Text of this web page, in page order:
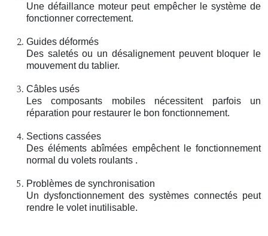
Une défaillance moteur peut empêcher le système de
fonctionner correctement.
Guides déformés
Des saletés ou un désalignement peuvent bloquer le
mouvement du tablier.
Câbles usés
Les composants mobiles nécessitent parfois un
réparation pour restaurer le bon fonctionnement.
Sections cassées
Des éléments abîmées empêchent le fonctionnement
normal du volets roulants .
Problèmes de synchronisation
Un dysfonctionnement des systèmes connectés peut
rendre le volet inutilisable.